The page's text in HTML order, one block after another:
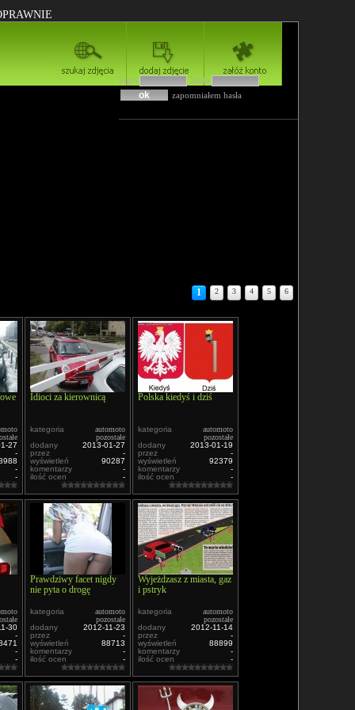
login
hasło
zapomniałem hasła
1 2 3 4 5 6
27
-
-
-
Idioci za kierownicą
kategoria
automoto
pozostałe
dodany
2013-01-27
przez
-
wyświetleń
90287
komentarzy
-
ilość ocen
-
Polska kiedyś i dziś
kategoria
automoto
pozostałe
dodany
2013-01-19
przez
-
wyświetleń
92379
komentarzy
-
ilość ocen
-
30
-
-
-
Prawdziwy facet nigdy
nie pyta o drogę
kategoria
automoto
pozostałe
dodany
2012-11-23
przez
-
wyświetleń
88713
komentarzy
-
ilość ocen
-
Wyjeżdzasz z miasta, gaz
i pstryk
kategoria
automoto
pozostałe
dodany
2012-11-14
przez
-
wyświetleń
88899
komentarzy
-
ilość ocen
-